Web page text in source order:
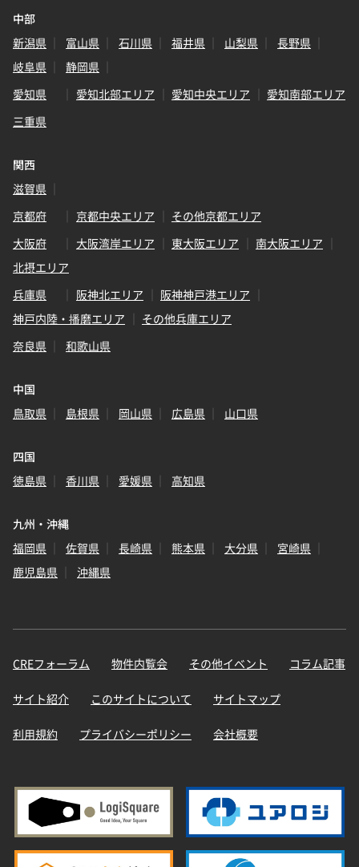
中部
新潟県
富山県 石川県 福井県 山梨県
長野県
岐阜県
静岡県
愛知県
愛知北部エリア 愛知中央エリア
愛知南部エリア
三重県
関西
滋賀県
京都府
京都中央エリア
その他京都エリア
大阪府
大阪湾岸エリア 東大阪エリア
南大阪エリア
北摂エリア
兵庫県
阪神北エリア
阪神神戸港エリア
神戸内陸・播磨エリア
その他兵庫エリア
奈良県
和歌山県
中国
鳥取県
島根県 岡山県 広島県 山口県
四国
徳島県
香川県 愛媛県 高知県
九州・沖縄
福岡県
佐賀県 長崎県 熊本県 大分県
宮崎県
鹿児島県
沖縄県
CREフォーラム 物件内覧会 その他イベント コラム記事
サイト紹介 このサイトについて サイトマップ
利用規約 プライバシーポリシー 会社概要